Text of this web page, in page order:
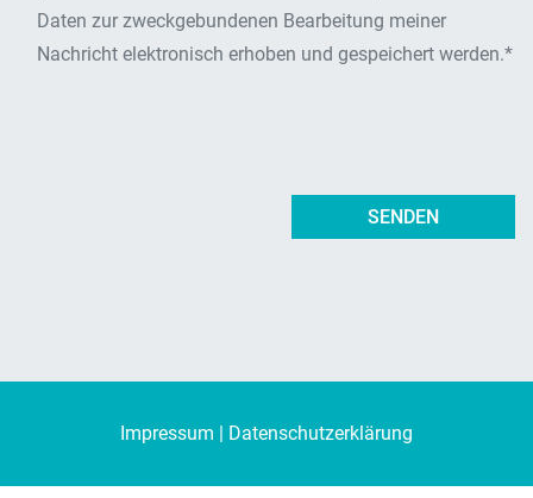
Daten zur zweckgebundenen Bearbeitung meiner
Nachricht elektronisch erhoben und gespeichert werden.*
Impressum Datenschutzerklärung